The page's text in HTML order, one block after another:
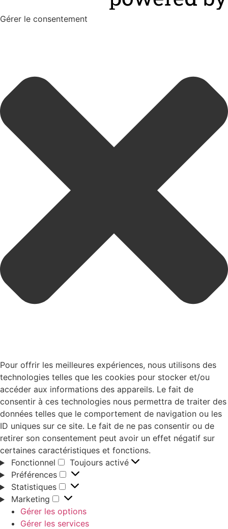
Gérer le consentement
Pour offrir les meilleures expériences, nous utilisons des
technologies telles que les cookies pour stocker et/ou
accéder aux informations des appareils. Le fait de
consentir à ces technologies nous permettra de traiter des
données telles que le comportement de navigation ou les
ID uniques sur ce site. Le fait de ne pas consentir ou de
retirer son consentement peut avoir un effet négatif sur
certaines caractéristiques et fonctions.
Fonctionnel
Toujours activé
Préférences
Statistiques
Marketing
Gérer les options
Gérer les services